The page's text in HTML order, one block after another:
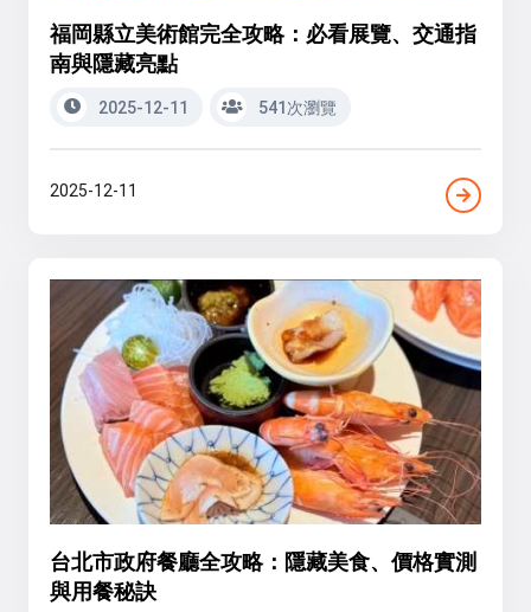
福岡縣立美術館完全攻略：必看展覽、交通指
南與隱藏亮點
2025-12-11 541次瀏覽
2025-12-11
台北市政府餐廳全攻略：隱藏美食、價格實測
與用餐秘訣